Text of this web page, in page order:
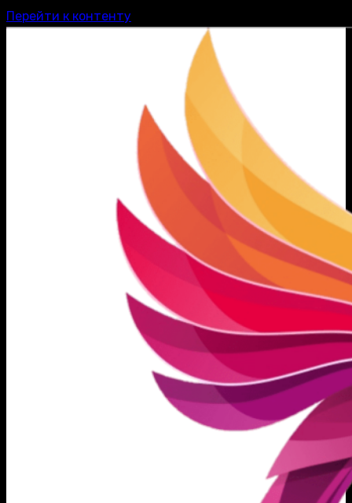
Перейти к контенту